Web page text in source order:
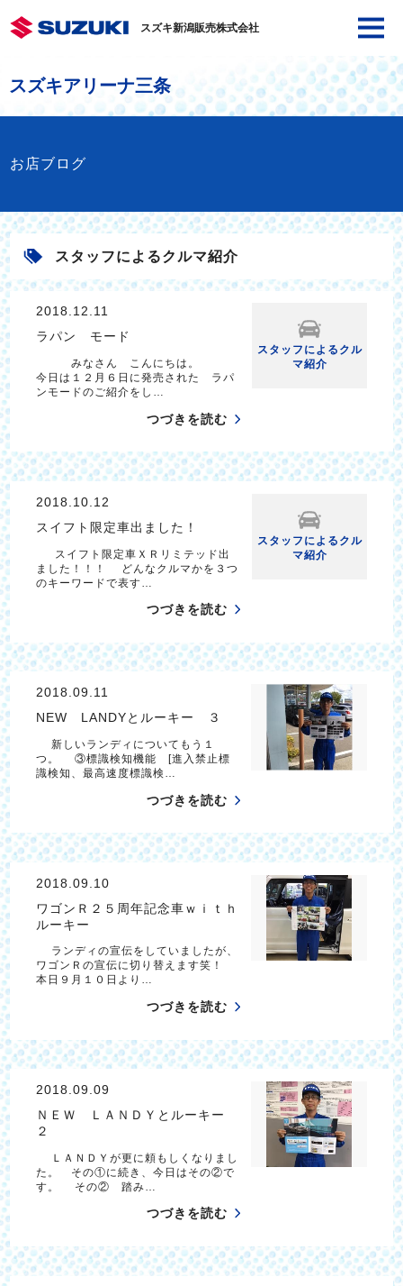
スズキ新潟販売株式会社
スズキアリーナ三条
お店ブログ
スタッフによるクルマ紹介
2018.12.11
ラパン モード
みなさん こんにちは。
今日は１２月６日に発売された ラパ
ンモードのご紹介をし…
つづきを読む
スタッフによるクル
マ紹介
2018.10.12
スイフト限定車出ました！
スイフト限定車ＸＲリミテッド出
ました！！！ どんなクルマかを３つ
のキーワードで表す…
つづきを読む
スタッフによるクル
マ紹介
2018.09.11
NEW LANDYとルーキー ３
新しいランディについてもう１
つ。 ③標識検知機能 [進入禁止標
識検知、最高速度標識検…
つづきを読む
2018.09.10
ワゴンＲ２５周年記念車ｗｉｔｈ
ルーキー
ランディの宣伝をしていましたが、
ワゴンＲの宣伝に切り替えます笑！
本日９月１０日より…
つづきを読む
2018.09.09
ＮＥＷ ＬＡＮＤＹとルーキー
２
ＬＡＮＤＹが更に頼もしくなりまし
た。 その①に続き、今日はその②で
す。 その② 踏み…
つづきを読む